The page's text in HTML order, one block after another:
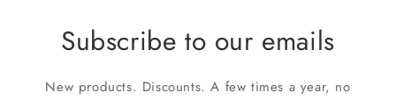
Subscribe to our emails
New products. Discounts. A few times a year, no